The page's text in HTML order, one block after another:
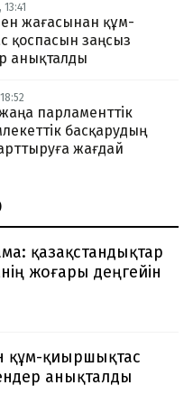
жағасынан құм-
қоспасын заңсыз
анықталды
парламенттік
басқарудың
арттыруға жағдай
қазақстандықтар
жоғары деңгейін
құм-қиыршықтас
анықталды